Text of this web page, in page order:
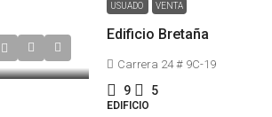
USUADO VENTA
Edificio Bretaña
Carrera 24 # 9C-19
9 5
EDIFICIO